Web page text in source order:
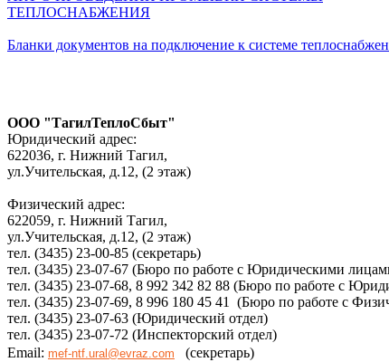
ТЕПЛОСНАБЖЕНИЯ
Бланки документов на подключение к системе
ООО "ТагилТеплоСбыт"
Юридический адрес:
622036, г. Нижний Тагил,
ул.Учительская, д.12, (2 этаж)
Физический адрес:
622059, г. Нижний Тагил,
ул.Учительская, д.12, (2 этаж)
тел. (3435) 23-00-85 (секретарь)
тел. (3435) 23-07-67 (Бюро по работе с Юридическими
тел. (3435) 23-07-68, 8 992 342 82 88 (Бюро по работе с
тел. (3435) 23-07-69, 8 996 180 45 41 (Бюро по работе с
тел. (3435) 23-07-63 (Юридический отдел)
тел. (3435) 23-07-72 (Инспекторский отдел)
Email: mef-ntf.ural@evraz.com
(секретарь)